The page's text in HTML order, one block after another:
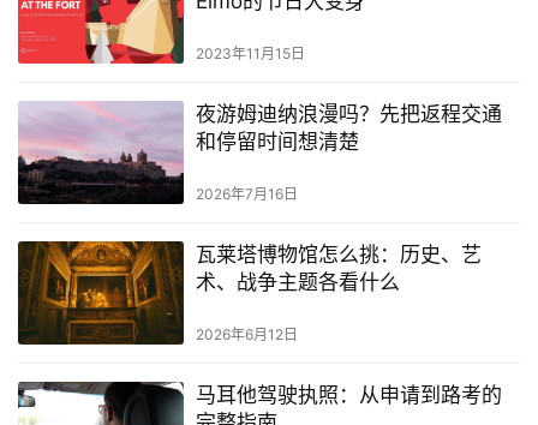
2023年11月15日
夜游姆迪纳浪漫吗？先把返程交通
和停留时间想清楚
2026年7月16日
瓦莱塔博物馆怎么挑：历史、艺
术、战争主题各看什么
2026年6月12日
马耳他驾驶执照：从申请到路考的